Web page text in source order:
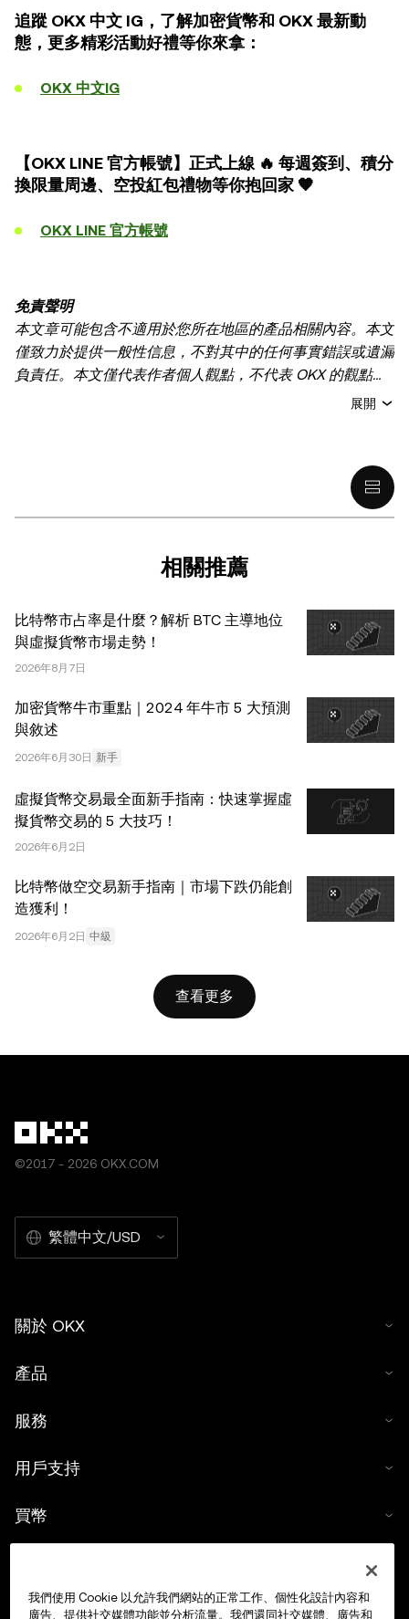
追蹤 OKX 中文 IG，了解加密貨幣和 OKX 最新動
態，更多精彩活動好禮等你來拿：
OKX 中文IG
【OKX LINE 官方帳號】正式上線 🔥 每週簽到、積分
換限量周邊、空投紅包禮物等你抱回家 🧡
OKX LINE 官方帳號
免責聲明
本文章可能包含不適用於您所在地區的產品相關內容。本文
僅致力於提供一般性信息，不對其中的任何事實錯誤或遺漏
負責任。本文僅代表作者個人觀點，不代表 OKX 的觀點。
本文無意提供以下任何建議，包括但不限於：(i) 投資建議
(包括穩定幣) 涉及高風險，可能會大幅波動，甚至變得毫無
價值。您應根據自己的財務狀況仔細考慮交易或持有數字資
產是否適合您。有關您具體情況的問題，請諮詢您的法律/
計信息，如果有) 僅供一般參考之用。儘管我們在準備這些
數據和圖表時已採取了所有合理的謹慎措施，但對於此處表
OKX。本文可以全文複製或分發，也可以使用本文 100 字
或更少的摘錄，前提是此類使用是非商業性的。整篇文章的
任何複製或分發亦必須突出說明：“本文版權所有 © 2025
OKX，經許可使用。”允許的摘錄必須引用文章名稱並包含
出處，例如“文章名稱，[作者姓名 (如適用)]，© 2025
OKX”。部分內容可能由人工智能（AI）工具生成或輔助生
成。不允許對本文進行衍生作品或其他用途。
展開
相關推薦
比特幣市占率是什麼？解析 BTC 主導地位
與虛擬貨幣市場走勢！
2026年8月7日
加密貨幣牛市重點｜2024 年牛市 5 大預測
與敘述
2026年6月30日 新手
虛擬貨幣交易最全面新手指南：快速掌握虛
擬貨幣交易的 5 大技巧！
2026年6月2日
比特幣做空交易新手指南｜市場下跌仍能創
造獲利！
2026年6月2日 中級
查看更多
©2017 - 2026 OKX.COM
繁體中文/USD
關於 OKX
產品
服務
用戶支持
買幣
交易
我們使用 Cookie 以允許我們網站的正常工作、個性化設計內容和
廣告、提供社交媒體功能並分析流量。我們還同社交媒體、廣告和